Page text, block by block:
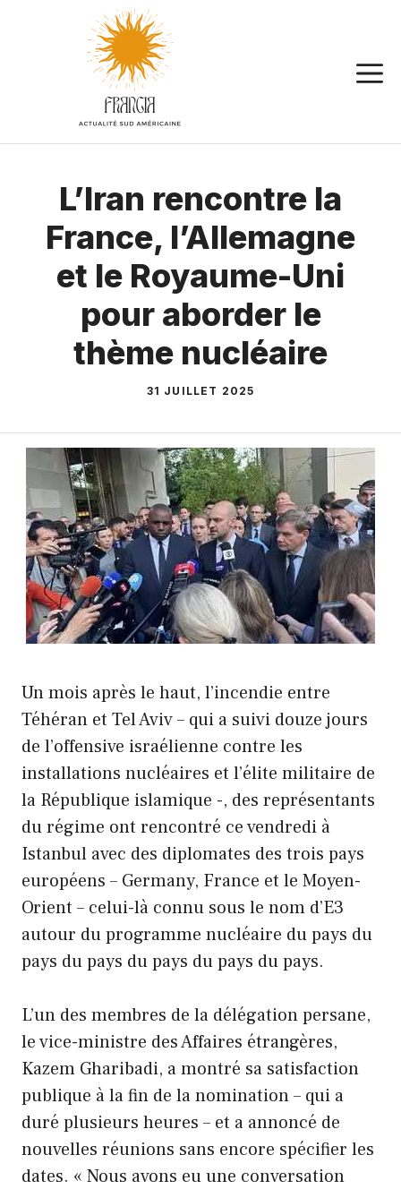
L’Iran rencontre la
France, l’Allemagne
et le Royaume-Uni
pour aborder le
thème nucléaire
31 JUILLET 2025
Un mois après le haut, l’incendie entre
Téhéran et Tel Aviv – qui a suivi douze jours
de l’offensive israélienne contre les
installations nucléaires et l’élite militaire de
la République islamique -, des représentants
du régime ont rencontré ce vendredi à
Istanbul avec des diplomates des trois pays
européens – Germany, France et le Moyen-
Orient – celui-là connu sous le nom d’E3
autour du programme nucléaire du pays du
pays du pays du pays du pays du pays.
L’un des membres de la délégation persane,
le vice-ministre des Affaires étrangères,
Kazem Gharibadi, a montré sa satisfaction
publique à la fin de la nomination – qui a
duré plusieurs heures – et a annoncé de
nouvelles réunions sans encore spécifier les
dates. « Nous avons eu une conversation